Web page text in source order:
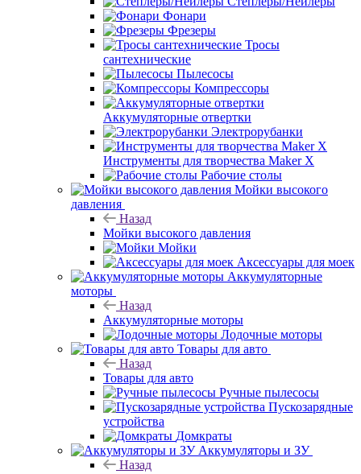
Фонари
Фрезеры
Тросы
сантехнические
Пылесосы
Компрессоры
Аккумуляторные отвертки
Электрорубанки
Инструменты для творчества Maker X
Рабочие столы
Мойки высокого
давления
Назад
Мойки высокого давления
Мойки
Аксессуары для моек
Аккумуляторные
моторы
Назад
Аккумуляторные моторы
Лодочные моторы
Товары для авто
Назад
Товары для авто
Ручные пылесосы
Пускозарядные
устройства
Домкраты
Аккумуляторы и ЗУ
Назад